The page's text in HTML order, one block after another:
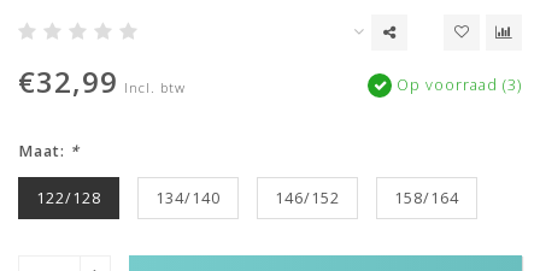
€32,99 Incl. btw Op voorraad (3)
Maat: *
122/128 134/140 146/152 158/164